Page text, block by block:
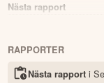
Nästa rapport
Status
RAPPORTER
Nästa rapport i